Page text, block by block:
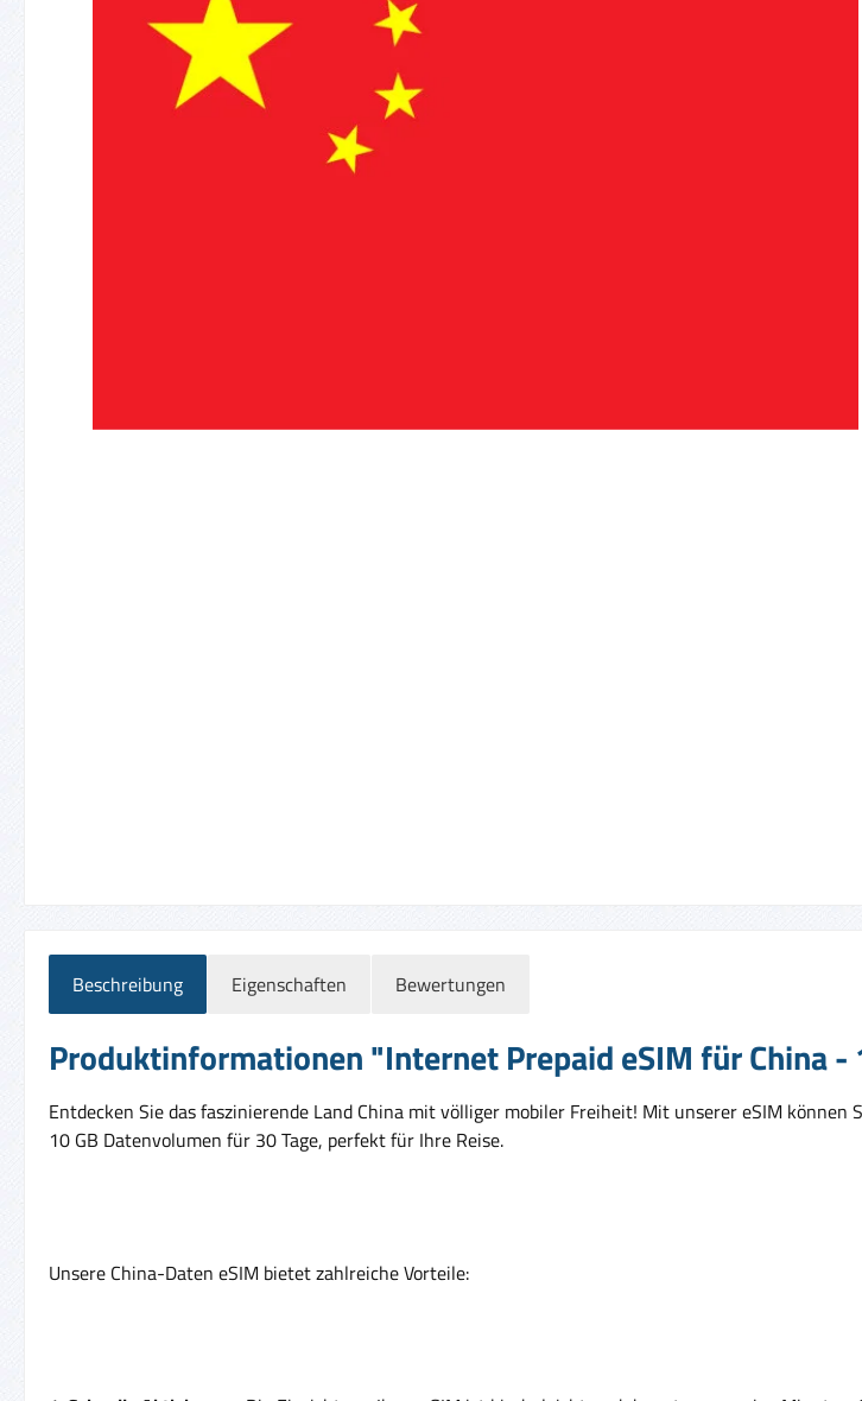
Beschreibung Eigenschaften Bewertungen
Produktinformationen "Internet Prepaid eSIM für China -
Entdecken Sie das faszinierende Land China mit völliger mobiler Freiheit! Mit unserer eSIM
10 GB Datenvolumen für 30 Tage, perfekt für Ihre Reise.
Unsere China-Daten eSIM bietet zahlreiche Vorteile: